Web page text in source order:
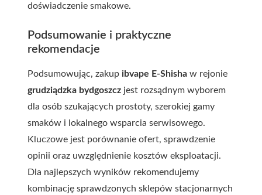
doświadczenie smakowe.
Podsumowanie i praktyczne
rekomendacje
Podsumowując, zakup ibvape E-Shisha w rejonie
grudziądzka bydgoszcz jest rozsądnym wyborem
dla osób szukających prostoty, szerokiej gamy
smaków i lokalnego wsparcia serwisowego.
Kluczowe jest porównanie ofert, sprawdzenie
opinii oraz uwzględnienie kosztów eksploatacji.
Dla najlepszych wyników rekomendujemy
kombinację sprawdzonych sklepów stacjonarnych